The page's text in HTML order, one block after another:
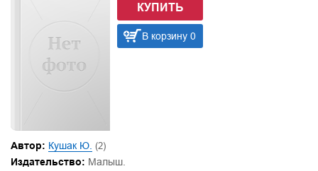
КУПИТЬ
В корзину 0
Автор: Кушак Ю. (2)
Издательство: Малыш.